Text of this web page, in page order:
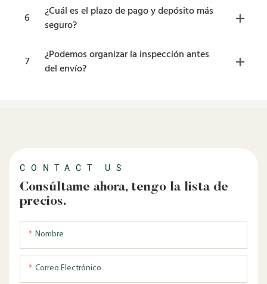
6
¿Cuál es el plazo de pago y depósito más
seguro?
7
¿Podemos organizar la inspección antes
del envío?
CONTACT US
Consúltame ahora, tengo la lista de
precios.
Nombre
Correo Electrónico